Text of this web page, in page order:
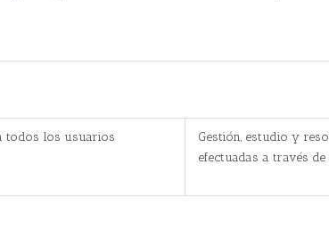
todos los usuarios
Gestión, estudio y
efectuadas a través